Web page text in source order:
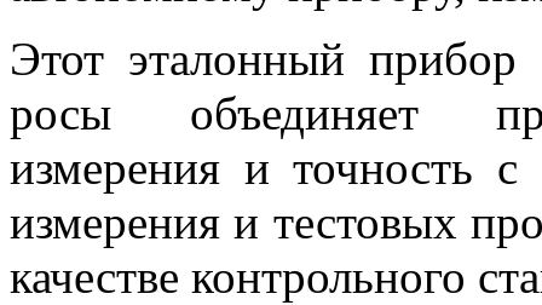
Этот эталонный прибор
росы объединяет
измерения и точность с
измерения и тестовых
качестве контрольного